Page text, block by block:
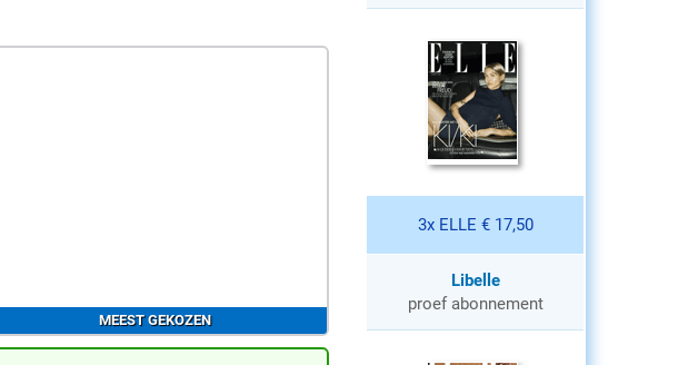
MEEST GEKOZEN
3x ELLE € 17,50
Libelle
proef abonnement